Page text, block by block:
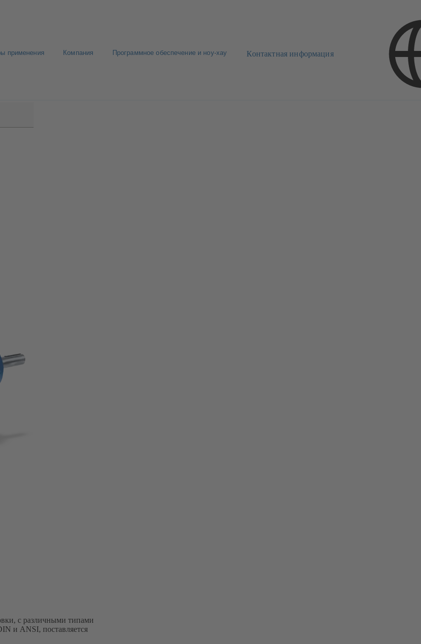
применения Компания Программное обеспечение и ноу-хау Контактная информация
с различными типами
и ANSI, поставляется